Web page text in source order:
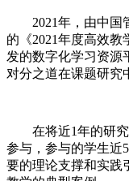
2021年，由中
的《2021年度高效
发的数字化学习资源
对分之道在课题研究
在将近1年的研
参与，参与的学生近
要的理论支撑和实践